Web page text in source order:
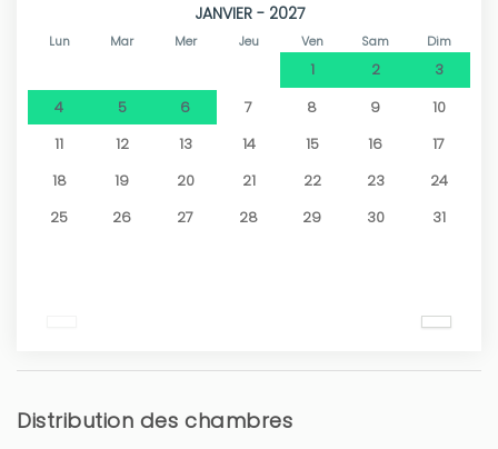
JANVIER - 2027
Lun Mar Mer Jeu Ven Sam Dim
1 2
3
4
5 6 7 8 9
10
11
12 13 14 15 16
17
18
19 20 21 22 23
24
25
26 27 28 29 30 31
Distribution des chambres